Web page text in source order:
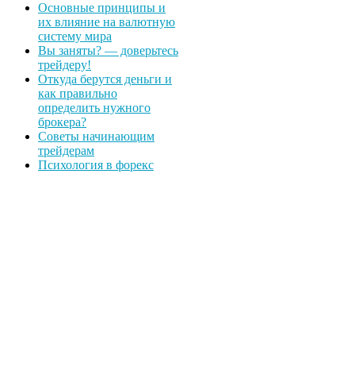
Основные принципы и
их влияние на валютную
систему мира
Вы заняты? — доверьтесь
трейдеру!
Откуда берутся деньги и
как правильно
определить нужного
брокера?
Советы начинающим
трейдерам
Психология в форекс